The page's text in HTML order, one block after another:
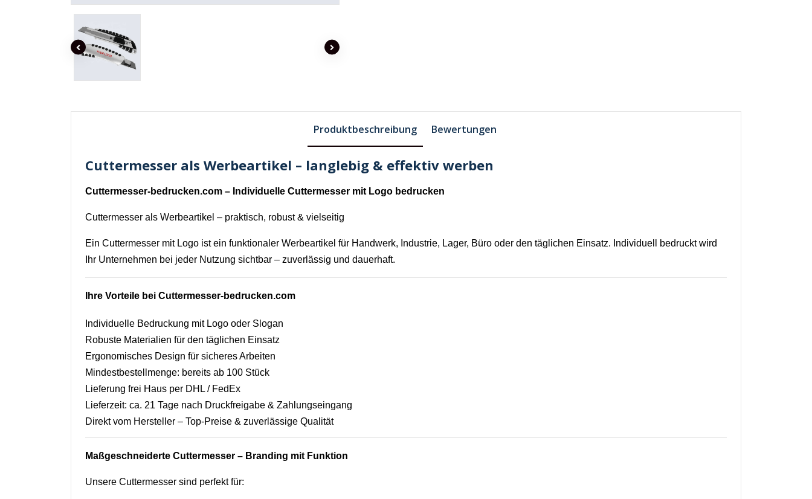
Produktbeschreibung Bewertungen
Cuttermesser als Werbeartikel – langlebig & effektiv werben
Cuttermesser-bedrucken.com – Individuelle Cuttermesser mit Logo bedrucken
Cuttermesser als Werbeartikel – praktisch, robust & vielseitig
Ein Cuttermesser mit Logo ist ein funktionaler Werbeartikel für Handwerk, Industrie, Lager, Büro oder den täglichen Einsatz. Individuell bedruckt wird
Ihr Unternehmen bei jeder Nutzung sichtbar – zuverlässig und dauerhaft.
Ihre Vorteile bei Cuttermesser-bedrucken.com
Individuelle Bedruckung mit Logo oder Slogan
Robuste Materialien für den täglichen Einsatz
Ergonomisches Design für sicheres Arbeiten
Mindestbestellmenge: bereits ab 100 Stück
Lieferung frei Haus per DHL / FedEx
Lieferzeit: ca. 21 Tage nach Druckfreigabe & Zahlungseingang
Direkt vom Hersteller – Top-Preise & zuverlässige Qualität
Maßgeschneiderte Cuttermesser – Branding mit Funktion
Unsere Cuttermesser sind perfekt für: